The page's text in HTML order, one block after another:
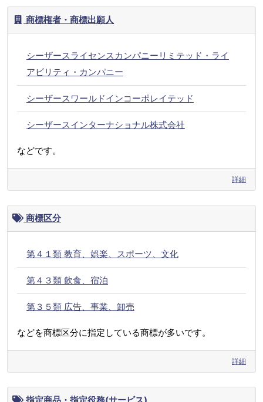
商標権者・商標出願人
シーザースライセンスカンパニーリミテッド・ライ
アビリティ・カンパニー
シーザースワールドインコーポレイテッド
シーザースインターナショナル株式会社
などです。
詳細
商標区分
第４１類 教育、娯楽、スポーツ、文化
第４３類 飲食、宿泊
第３５類 広告、事業、卸売
などを商標区分に指定している商標が多いです。
詳細